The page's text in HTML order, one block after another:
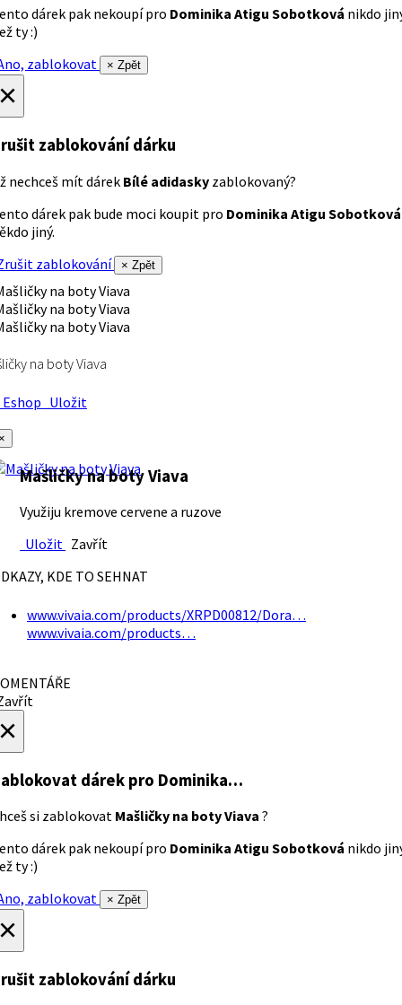
dárek pak nekoupí pro Dominika Atigu Sobotková nikdo
ty :)
zablokovat
× Zpět
zablokování dárku
nechceš mít dárek Bílé adidasky zablokovaný?
dárek pak bude moci koupit pro Dominika Atigu Sobotková
jiný.
zablokování
× Zpět
na boty Viava
Uložit
Mašličky na boty Viava
Využiju kremove cervene a ruzove
Uložit Zavřít
KDE TO SEHNAT
www.vivaia.com/products/XRPD00812/Dora…
www.vivaia.com/products…
dárek pro Dominika…
si zablokovat Mašličky na boty Viava ?
dárek pak nekoupí pro Dominika Atigu Sobotková nikdo
ty :)
zablokovat
× Zpět
zablokování dárku